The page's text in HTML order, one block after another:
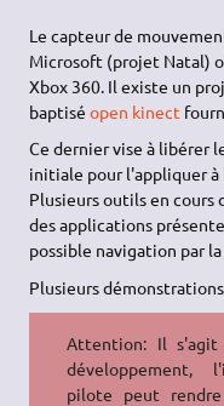
Le capteur de
Microsoft (projet Natal)
Xbox 360. Il existe un
baptiséopen kinect
Ce dernier vise à libérer
initiale pour l'appliquer à
Plusieurs outils en cours
des applications
possible navigation par la
Plusieurs
Attention: Il
développement,
pilote peut rendre